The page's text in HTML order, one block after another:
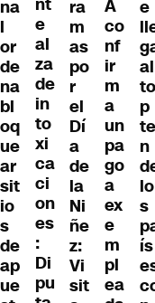
na
l
or
de
na
bl
oq
ue
ar
sit
io
s
de
ap
ue
e
al
za
de
in
to
xi
ca
ci
on
es
:
Di
pu
ra
m
as
po
r
el
Dí
a
de
la
Ni
ñe
z:
Vi
sit
A
co
nf
ir
m
a
un
pa
go
a
ex
e
m
pl
ea
e
al
to
p
te
n
lo
s
ís